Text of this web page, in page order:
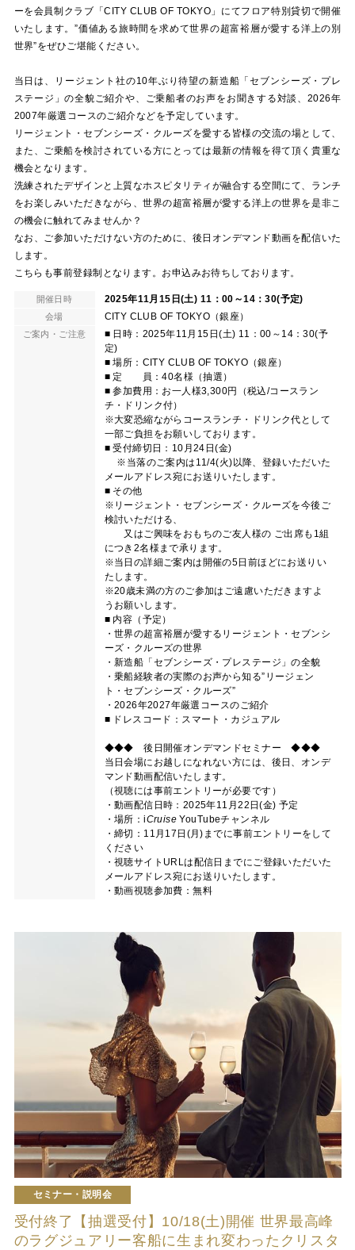
ーを会員制クラブ「CITY CLUB OF TOKYO」にてフロア特別貸切で開催
いたします。”価値ある旅時間を求めて世界の超富裕層が愛する洋上の別
世界”をぜひご堪能ください。
当日は、リージェント社の10年ぶり待望の新造船「セブンシーズ・プレ
ステージ」の全貌ご紹介や、ご乗船者のお声をお聞きする対談、2026年
2007年厳選コースのご紹介などを予定しています。
リージェント・セブンシーズ・クルーズを愛する皆様の交流の場として、
また、ご乗船を検討されている方にとっては最新の情報を得て頂く貴重な
機会となります。
洗練されたデザインと上質なホスピタリティが融合する空間にて、ランチ
をお楽しみいただきながら、世界の超富裕層が愛する洋上の世界を是非こ
の機会に触れてみませんか？
なお、ご参加いただけない方のために、後日オンデマンド動画を配信いた
します。
こちらも事前登録制となります。お申込みお待ちしております。
開催日時 2025年11月15日(土) 11：00～14：30(予定)
会場 CITY CLUB OF TOKYO（銀座）
ご案内・ご注意
■ 日時：2025年11月15日(土) 11：00～14：30(予
定)
■ 場所：CITY CLUB OF TOKYO（銀座）
■ 定 員：40名様（抽選）
■ 参加費用：お一人様3,300円（税込/コースラン
チ・ドリンク付）
※大変恐縮ながらコースランチ・ドリンク代として
一部ご負担をお願いしております。
■ 受付締切日：10月24日(金)
※当落のご案内は11/4(火)以降、登録いただいた
メールアドレス宛にお送りいたします。
■ その他
※リージェント・セブンシーズ・クルーズを今後ご
検討いただける、
又はご興味をおもちのご友人様の ご出席も1組
につき2名様まで承ります。
※当日の詳細ご案内は開催の5日前ほどにお送りい
たします。
※20歳未満の方のご参加はご遠慮いただきますよ
うお願いします。
■ 内容（予定）
・世界の超富裕層が愛するリージェント・セブンシ
ーズ・クルーズの世界
・新造船「セブンシーズ・プレステージ」の全貌
・乗船経験者の実際のお声から知る”リージェン
ト・セブンシーズ・クルーズ”
・2026年2027年厳選コースのご紹介
■ ドレスコード：スマート・カジュアル
◆◆◆ 後日開催オンデマンドセミナー ◆◆◆
当日会場にお越しになれない方には、後日、オンデ
マンド動画配信いたします。
（視聴には事前エントリーが必要です）
・動画配信日時：2025年11月22日(金) 予定
・場所：iCruise YouTubeチャンネル
・締切：11月17日(月)までに事前エントリーをして
ください
・視聴サイトURLは配信日までにご登録いただいた
メールアドレス宛にお送りいたします。
・動画視聴参加費：無料
セミナー・説明会
受付終了【抽選受付】10/18(土)開催 世界最高峰
のラグジュアリー客船に生まれ変わったクリスタ